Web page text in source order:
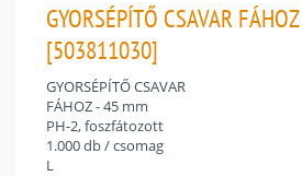
GYORSÉPÍTŐ CSAVAR
[503811030]
GYORSÉPÍTŐ CSAVAR
FÁHOZ - 45 mm
PH-2, foszfátozott
1.000 db / csomag
L